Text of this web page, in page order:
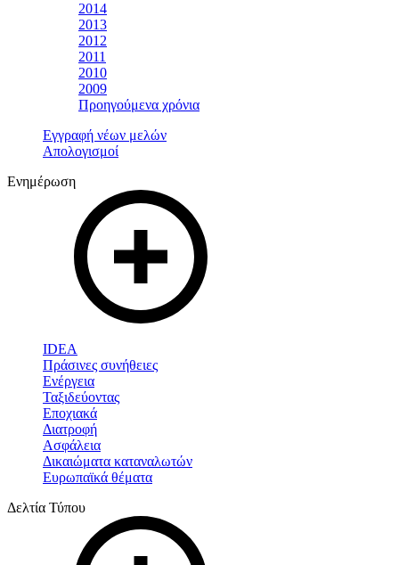
2014
2013
2012
2011
2010
2009
Προηγούμενα χρόνια
Εγγραφή νέων μελών
Απολογισμοί
Ενημέρωση
IDEA
Πράσινες συνήθειες
Ενέργεια
Ταξιδεύοντας
Εποχιακά
Διατροφή
Ασφάλεια
Δικαιώματα καταναλωτών
Ευρωπαϊκά θέματα
Δελτία Τύπου